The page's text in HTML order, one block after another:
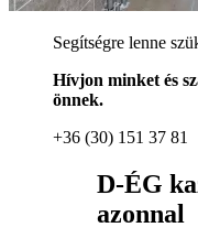
Segítségre lenne
Hívjon minket és
önnek.
+36 (30) 151 37 81
D-ÉG
azonnal